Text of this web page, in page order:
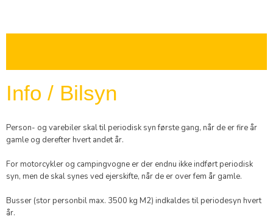
Info / Bilsyn​​
Person- og varebiler skal til periodisk syn første gang, når de er fire år
gamle og derefter hvert andet år.
For motorcykler og campingvogne er der endnu ikke indført periodisk
syn, men de skal synes ved ejerskifte, når de er over fem år gamle.
Busser (stor personbil max. 3500 kg M2) indkaldes til periodesyn hvert
år.